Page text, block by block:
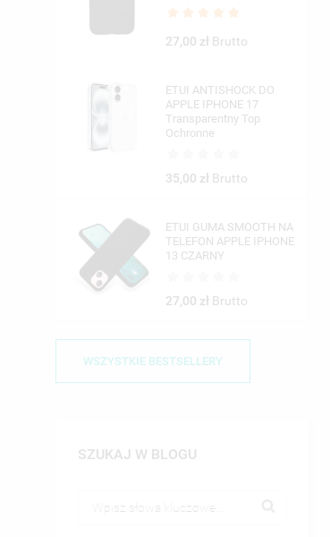
27,00 zł Brutto
ETUI ANTISHOCK DO
APPLE IPHONE 17
Transparentny Top
Ochronne
35,00 zł Brutto
ETUI GUMA SMOOTH NA
TELEFON APPLE IPHONE
13 CZARNY
27,00 zł Brutto
WSZYSTKIE BESTSELLERY
SZUKAJ W BLOGU